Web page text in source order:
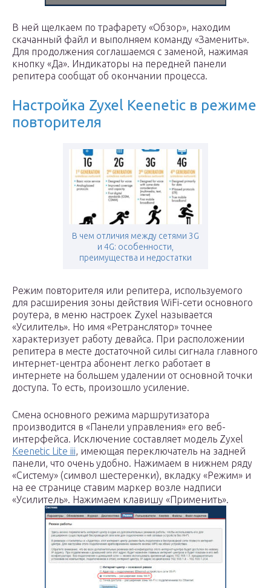
В ней щелкаем по трафарету «Обзор», находим
скачанный файл и выполняем команду «Заменить».
Для продолжения соглашаемся с заменой, нажимая
кнопку «Да». Индикаторы на передней панели
репитера сообщат об окончании процесса.
Настройка Zyxel Keenetic в режиме
повторителя
В чем отличия между сетями 3G
и 4G: особенности,
преимущества и недостатки
Режим повторителя или репитера, используемого
для расширения зоны действия WiFi-сети основного
роутера, в меню настроек Zyxel называется
«Усилитель». Но имя «Ретранслятор» точнее
характеризует работу девайса. При расположении
репитера в месте достаточной силы сигнала главного
интернет-центра абонент легко работает в
интернете на большем удалении от основной точки
доступа. То есть, произошло усиление.
Смена основного режима маршрутизатора
производится в «Панели управления» его веб-
интерфейса. Исключение составляет модель Zyxel
Keenetic Lite iii, имеющая переключатель на задней
панели, что очень удобно. Нажимаем в нижнем ряду
«Систему» (символ шестеренки), вкладку «Режим» и
на ее странице ставим маркер возле надписи
«Усилитель». Нажимаем клавишу «Применить».